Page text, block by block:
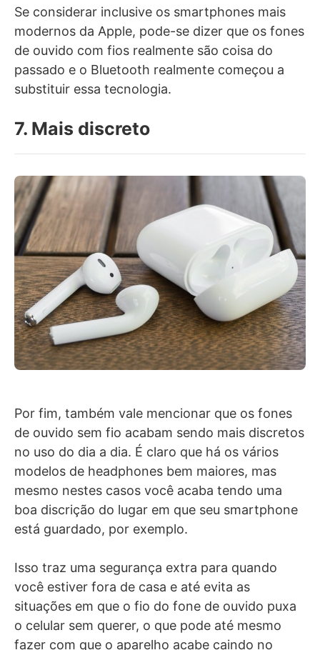
Se considerar inclusive os smartphones mais
modernos da Apple, pode-se dizer que os fones
de ouvido com fios realmente são coisa do
passado e o Bluetooth realmente começou a
substituir essa tecnologia.
7. Mais discreto
Por fim, também vale mencionar que os fones
de ouvido sem fio acabam sendo mais discretos
no uso do dia a dia. É claro que há os vários
modelos de headphones bem maiores, mas
mesmo nestes casos você acaba tendo uma
boa discrição do lugar em que seu smartphone
está guardado, por exemplo.
Isso traz uma segurança extra para quando
você estiver fora de casa e até evita as
situações em que o fio do fone de ouvido puxa
o celular sem querer, o que pode até mesmo
fazer com que o aparelho acabe caindo no